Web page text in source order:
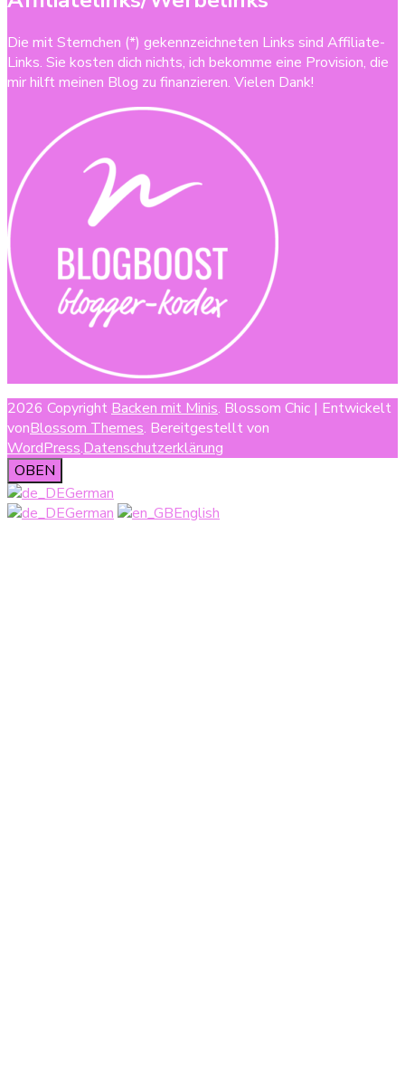
Die mit Sternchen (*) gekennzeichneten Links sind Affiliate-
Links. Sie kosten dich nichts, ich bekomme eine Provision, die
mir hilft meinen Blog zu finanzieren. Vielen Dank!
2026 Copyright Backen mit Minis. Blossom Chic | Entwickelt
vonBlossom Themes. Bereitgestellt von
WordPress.Datenschutzerklärung
OBEN
German
German
English